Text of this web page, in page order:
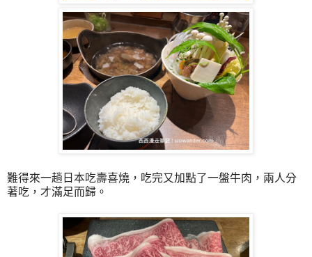
難得來一趟日本吃壽喜燒，吃完又加點了一盤牛肉，兩人分
著吃，才滿足而歸。